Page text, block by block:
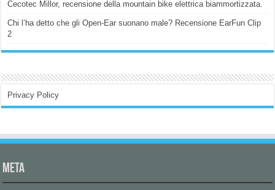
Cecotec Millor, recensione della mountain bike elettrica biammortizzata.
Chi l’ha detto che gli Open-Ear suonano male? Recensione EarFun Clip
2
Privacy Policy
Meta